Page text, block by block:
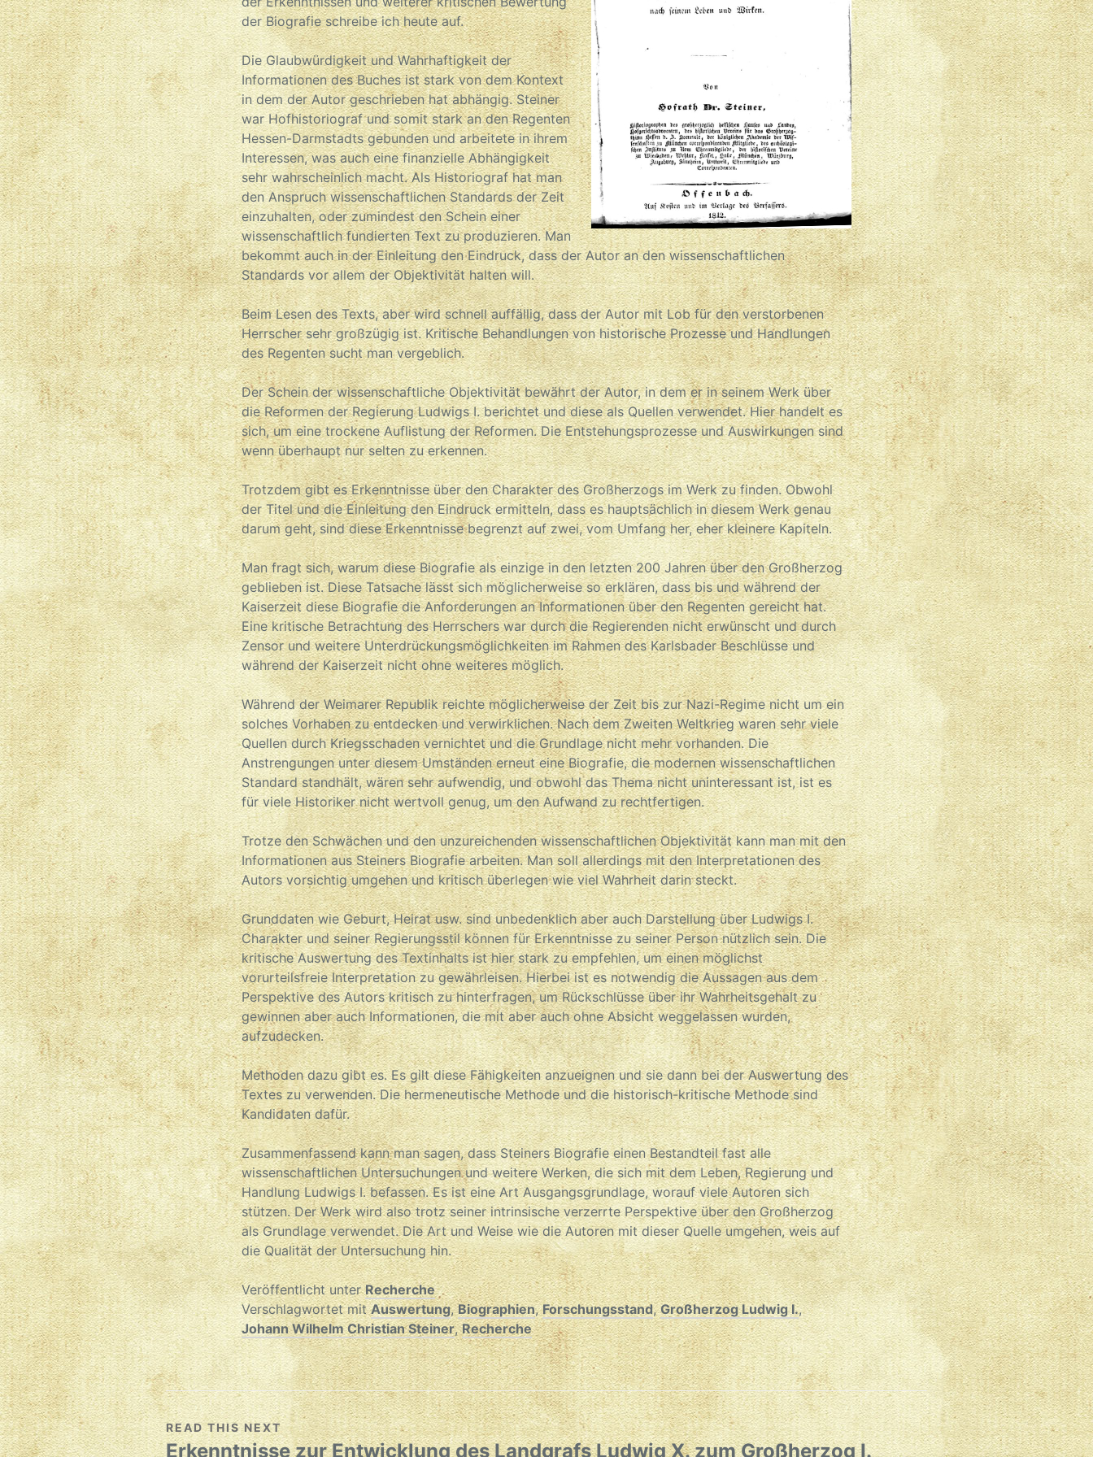
der Biografie schreibe ich heute auf.
Die Glaubwürdigkeit und Wahrhaftigkeit der
Informationen des Buches ist stark von dem Kontext
in dem der Autor geschrieben hat abhängig. Steiner
war Hofhistoriograf und somit stark an den Regenten
Hessen-Darmstadts gebunden und arbeitete in ihrem
Interessen, was auch eine finanzielle Abhängigkeit
sehr wahrscheinlich macht. Als Historiograf hat man
den Anspruch wissenschaftlichen Standards der Zeit
einzuhalten, oder zumindest den Schein einer
wissenschaftlich fundierten Text zu produzieren. Man
bekommt auch in der Einleitung den Eindruck, dass der Autor an den wissenschaftlichen
Standards vor allem der Objektivität halten will.
Beim Lesen des Texts, aber wird schnell auffällig, dass der Autor mit Lob für den verstorbenen
Herrscher sehr großzügig ist. Kritische Behandlungen von historische Prozesse und Handlungen
des Regenten sucht man vergeblich.
Der Schein der wissenschaftliche Objektivität bewährt der Autor, in dem er in seinem Werk über
die Reformen der Regierung Ludwigs I. berichtet und diese als Quellen verwendet. Hier handelt es
sich, um eine trockene Auflistung der Reformen. Die Entstehungsprozesse und Auswirkungen sind
wenn überhaupt nur selten zu erkennen.
Trotzdem gibt es Erkenntnisse über den Charakter des Großherzogs im Werk zu finden. Obwohl
der Titel und die Einleitung den Eindruck ermitteln, dass es hauptsächlich in diesem Werk genau
darum geht, sind diese Erkenntnisse begrenzt auf zwei, vom Umfang her, eher kleinere Kapiteln.
Man fragt sich, warum diese Biografie als einzige in den letzten 200 Jahren über den Großherzog
geblieben ist. Diese Tatsache lässt sich möglicherweise so erklären, dass bis und während der
Kaiserzeit diese Biografie die Anforderungen an Informationen über den Regenten gereicht hat.
Eine kritische Betrachtung des Herrschers war durch die Regierenden nicht erwünscht und durch
Zensor und weitere Unterdrückungsmöglichkeiten im Rahmen des Karlsbader Beschlüsse und
während der Kaiserzeit nicht ohne weiteres möglich.
Während der Weimarer Republik reichte möglicherweise der Zeit bis zur Nazi-Regime nicht um ein
solches Vorhaben zu entdecken und verwirklichen. Nach dem Zweiten Weltkrieg waren sehr viele
Quellen durch Kriegsschaden vernichtet und die Grundlage nicht mehr vorhanden. Die
Anstrengungen unter diesem Umständen erneut eine Biografie, die modernen wissenschaftlichen
Standard standhält, wären sehr aufwendig, und obwohl das Thema nicht uninteressant ist, ist es
für viele Historiker nicht wertvoll genug, um den Aufwand zu rechtfertigen.
Trotze den Schwächen und den unzureichenden wissenschaftlichen Objektivität kann man mit den
Informationen aus Steiners Biografie arbeiten. Man soll allerdings mit den Interpretationen des
Autors vorsichtig umgehen und kritisch überlegen wie viel Wahrheit darin steckt.
Grunddaten wie Geburt, Heirat usw. sind unbedenklich aber auch Darstellung über Ludwigs I.
Charakter und seiner Regierungsstil können für Erkenntnisse zu seiner Person nützlich sein. Die
kritische Auswertung des Textinhalts ist hier stark zu empfehlen, um einen möglichst
vorurteilsfreie Interpretation zu gewährleisen. Hierbei ist es notwendig die Aussagen aus dem
Perspektive des Autors kritisch zu hinterfragen, um Rückschlüsse über ihr Wahrheitsgehalt zu
gewinnen aber auch Informationen, die mit aber auch ohne Absicht weggelassen wurden,
aufzudecken.
Methoden dazu gibt es. Es gilt diese Fähigkeiten anzueignen und sie dann bei der Auswertung des
Textes zu verwenden. Die hermeneutische Methode und die historisch-kritische Methode sind
Kandidaten dafür.
Zusammenfassend kann man sagen, dass Steiners Biografie einen Bestandteil fast alle
wissenschaftlichen Untersuchungen und weitere Werken, die sich mit dem Leben, Regierung und
Handlung Ludwigs I. befassen. Es ist eine Art Ausgangsgrundlage, worauf viele Autoren sich
stützen. Der Werk wird also trotz seiner intrinsische verzerrte Perspektive über den Großherzog
als Grundlage verwendet. Die Art und Weise wie die Autoren mit dieser Quelle umgehen, weis auf
die Qualität der Untersuchung hin.
Veröffentlicht unterRecherche
Verschlagwortet mitAuswertung,Biographien,Forschungsstand,Großherzog Ludwig I.,
Johann Wilhelm Christian Steiner,Recherche
READ THIS NEXT
Erkenntnisse zur Entwicklung des Landgrafs Ludwig X. zum Großherzog I.